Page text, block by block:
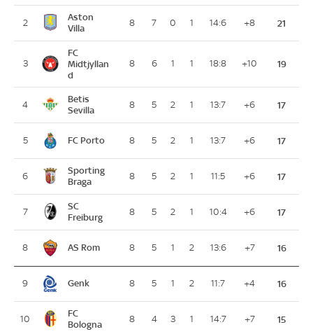
2
Aston
Villa
8 7 0 1 14:6 +8 21
3
FC
Midtjyllan
d
8 6 1 1 18:8 +10 19
4
Betis
Sevilla
8 5 2 1 13:7 +6 17
5 FC Porto 8 5 2 1 13:7 +6 17
6
Sporting
Braga
8 5 2 1 11:5 +6 17
7
SC
Freiburg
8 5 2 1 10:4 +6 17
8 AS Rom 8 5 1 2 13:6 +7 16
9 Genk 8 5 1 2 11:7 +4 16
10
FC
Bologna
8 4 3 1 14:7 +7 15